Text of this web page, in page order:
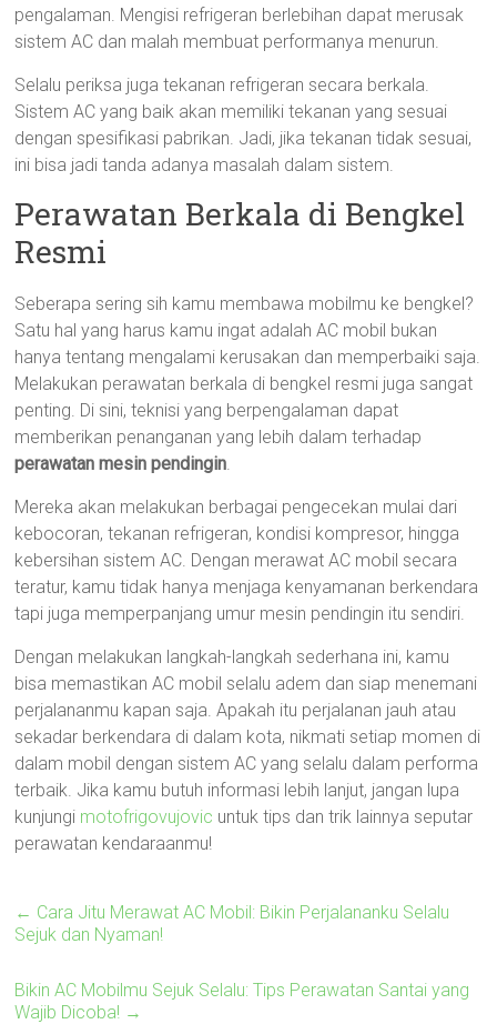
pengalaman. Mengisi refrigeran berlebihan dapat merusak
sistem AC dan malah membuat performanya menurun.
Selalu periksa juga tekanan refrigeran secara berkala.
Sistem AC yang baik akan memiliki tekanan yang sesuai
dengan spesifikasi pabrikan. Jadi, jika tekanan tidak sesuai,
ini bisa jadi tanda adanya masalah dalam sistem.
Perawatan Berkala di Bengkel
Resmi
Seberapa sering sih kamu membawa mobilmu ke bengkel?
Satu hal yang harus kamu ingat adalah AC mobil bukan
hanya tentang mengalami kerusakan dan memperbaiki saja.
Melakukan perawatan berkala di bengkel resmi juga sangat
penting. Di sini, teknisi yang berpengalaman dapat
memberikan penanganan yang lebih dalam terhadap
perawatan mesin pendingin.
Mereka akan melakukan berbagai pengecekan mulai dari
kebocoran, tekanan refrigeran, kondisi kompresor, hingga
kebersihan sistem AC. Dengan merawat AC mobil secara
teratur, kamu tidak hanya menjaga kenyamanan berkendara
tapi juga memperpanjang umur mesin pendingin itu sendiri.
Dengan melakukan langkah-langkah sederhana ini, kamu
bisa memastikan AC mobil selalu adem dan siap menemani
perjalananmu kapan saja. Apakah itu perjalanan jauh atau
sekadar berkendara di dalam kota, nikmati setiap momen di
dalam mobil dengan sistem AC yang selalu dalam performa
terbaik. Jika kamu butuh informasi lebih lanjut, jangan lupa
kunjungi motofrigovujovic untuk tips dan trik lainnya seputar
perawatan kendaraanmu!
← Cara Jitu Merawat AC Mobil: Bikin Perjalananku Selalu
Sejuk dan Nyaman!
Bikin AC Mobilmu Sejuk Selalu: Tips Perawatan Santai yang
Wajib Dicoba! →